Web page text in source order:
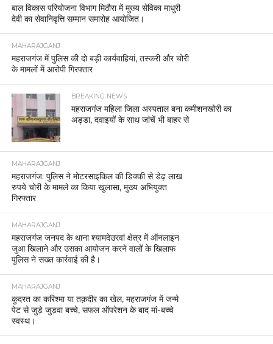
बाल विकास परियोजना विभाग मिठौरा में मुख्य सेविका माधुरी
देवी का सेवानिवृत्ति सम्मान समारोह आयोजित।
MAHARAJGANJ
महराजगंज में पुलिस की दो बड़ी कार्यवाहियां, तस्करी और चोरी
के मामलों में आरोपी गिरफ्तार
BREAKING NEWS
महराजगंज महिला जिला अस्पताल बना कमीशनखोरी का
अड्डा, दवाइयों के साथ जांचें भी बाहर से
MAHARAJGANJ
महराजगंज: पुलिस ने मोटरसाइकिल की डिक्की से डेढ़ लाख
रुपये चोरी के मामले का किया खुलासा, मुख्य अभियुक्त
गिरफ्तार
MAHARAJGANJ
महराजगंज जनपद के थाना श्यामदेउरवां क्षेत्र में ऑनलाइन
जुआ खिलाने और उसका आयोजन करने वालों के खिलाफ
पुलिस ने सख्त कार्रवाई की है।
MAHARAJGANJ
कुदरत का करिश्मा या तक़दीर का खेल, महराजगंज में जन्मे
पेट से जुड़े जुड़वा बच्चे, सफल ऑपरेशन के बाद मां-बच्चे
स्वस्थ।